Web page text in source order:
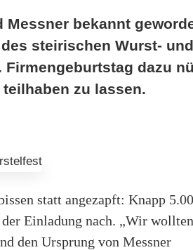
bekannt
steirischen Wurst- und
dazu
zu lassen.
statt angezapft: Knapp
Einladung nach. „Wir
den Ursprung von Messner